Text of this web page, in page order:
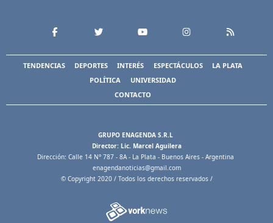
TENDENCIAS DEPORTES INTERÉS ESPECTÁCULOS
LA PLATA
POLÍTICA
UNIVERSIDAD
CONTACTO
GRUPO ENAGENDA S.R.L
Director: Lic. Marcel Aguilera
Dirección: Calle 14 N° 787 - 8A - La Plata - Buenos Aires - Argentina
enagendanoticias@gmail.com
© Copyright 2020 / Todos los derechos reservados /